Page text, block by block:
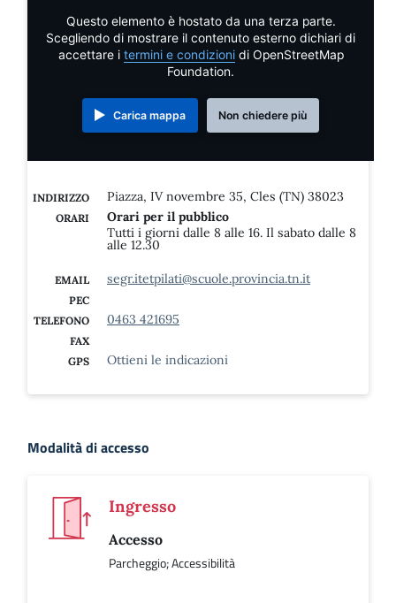
Questo elemento è hostato da una terza parte.
Scegliendo di mostrare il contenuto esterno dichiari di
accettare i termini e condizionidi OpenStreetMap
Foundation.
Carica mappa Non chiedere più
INDIRIZZO Piazza, IV novembre 35, Cles (TN) 38023
ORARI
Orari per il pubblico
Tutti i giorni dalle 8 alle 16. Il sabato dalle 8
alle 12.30
EMAIL segr.itetpilati@scuole.provincia.tn.it
PEC
TELEFONO
0463 421695
FAX
GPS
Ottieni le indicazioni
Modalità di accesso
Ingresso
Accesso
Parcheggio; Accessibilità